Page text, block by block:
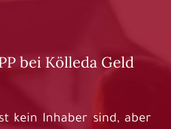
bei Kölleda Geld
kein Inhaber sind, aber